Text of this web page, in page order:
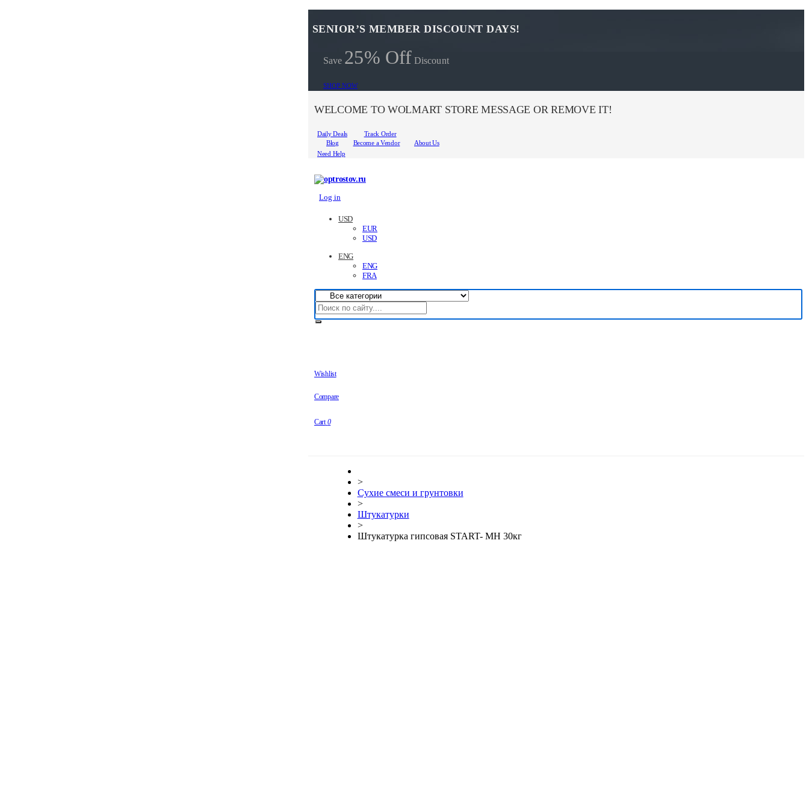
SENIOR’S MEMBER DISCOUNT DAYS!
Save 25% Off Discount
SHOP NOW
WELCOME TO WOLMART STORE MESSAGE OR REMOVE IT!
Daily Deals
Track Order
Blog
Become a Vendor
About Us
Need Help
Log in
USD
EUR
USD
ENG
ENG
FRA
Wishlist
Compare
Cart 0
>
Сухие смеси и грунтовки
>
Штукатурки
>
Штукатурка гипсовая START- МН 30кг